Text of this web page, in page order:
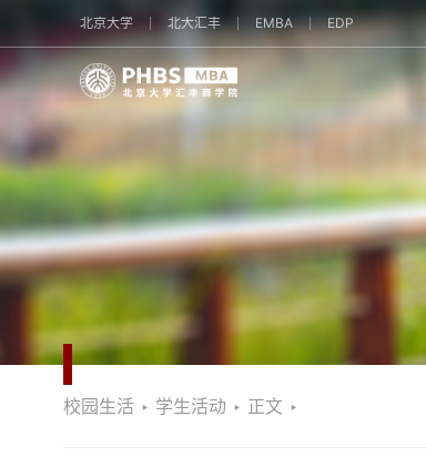
北京大学 北大汇丰 EMBA EDP
校园生活 ‣ 学生活动 ‣ 正文 ‣